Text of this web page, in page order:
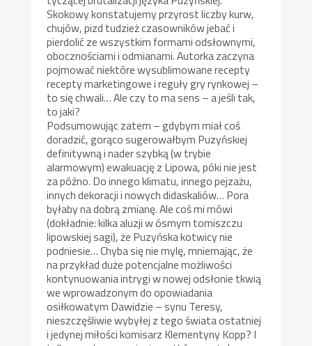
Skokowy konstatujemy przyrost liczby kurw,
chujów, pizd tudzież czasowników jebać i
pierdolić ze wszystkim formami odsłownymi,
obocznościami i odmianami. Autorka zaczyna
pojmować niektóre wysublimowane recepty
recepty marketingowe i reguły gry rynkowej –
to się chwali… Ale czy to ma sens – a jeśli tak,
to jaki?
Podsumowując zatem – gdybym miał coś
doradzić, gorąco sugerowałbym Puzyńskiej
definitywną i nader szybką (w trybie
alarmowym) ewakuację z Lipowa, póki nie jest
za późno. Do innego klimatu, innego pejzażu,
innych dekoracji i nowych didaskaliów… Pora
byłaby na dobrą zmianę. Ale coś mi mówi
(dokładnie: kilka aluzji w ósmym tomiszczu
lipowskiej sagi), że Puzyńska kotwicy nie
podniesie… Chyba się nie mylę, mniemając, że
na przykład duże potencjalne możliwości
kontynuowania intrygi w nowej odsłonie tkwią
we wprowadzonym do opowiadania
osiłkowatym Dawidzie – synu Teresy,
nieszczęśliwie wybyłej z tego świata ostatniej
i jedynej miłości komisarz Klementyny Kopp? I